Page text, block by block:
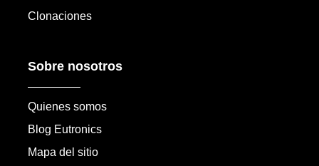
Clonaciones
Sobre nosotros
Quienes somos
Blog Eutronics
Mapa del sitio